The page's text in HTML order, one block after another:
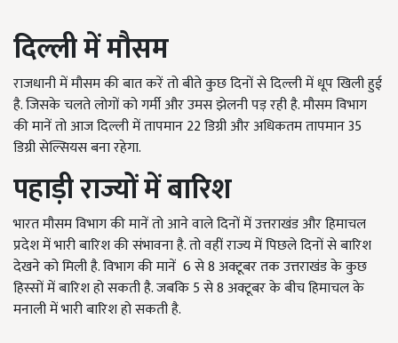
दिल्ली में मौसम
राजधानी में मौसम की बात करें तो बीते कुछ दिनों से दिल्ली में धूप खिली हुई
है. जिसके चलते लोगों को गर्मी और उमस झेलनी पड़ रही है. मौसम विभाग
की मानें तो आज दिल्ली में तापमान 22 डिग्री और अधिकतम तापमान 35
डिग्री सेल्सियस बना रहेगा.
पहाड़ी राज्यों में बारिश
भारत मौसम विभाग की मानें तो आने वाले दिनों में उत्तराखंड और हिमाचल
प्रदेश में भारी बारिश की संभावना है. तो वहीं राज्य में पिछले दिनों से बारिश
देखने को मिली है. विभाग की मानें 6 से 8 अक्टूबर तक उत्तराखंड के कुछ
हिस्सों में बारिश हो सकती है. जबकि 5 से 8 अक्टूबर के बीच हिमाचल के
मनाली में भारी बारिश हो सकती है.